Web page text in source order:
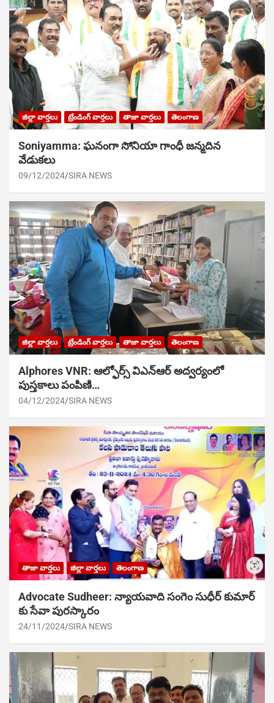
జిల్లా వార్తలు ట్రేండింగ్ వార్తలు తాజా వార్తలు తెలంగాణ
Soniyamma: ఘ‌నంగా సోనియా గాంధీ జ‌న్మ‌దిన
వేడుక‌లు
09/12/2024 SIRA NEWS
జిల్లా వార్తలు ట్రేండింగ్ వార్తలు తాజా వార్తలు తెలంగాణ
Alphores VNR: ఆల్ఫోర్స్ విఎన్ఆర్ అద్వర్యంలో
పుస్తకాలు పంపిణి…
04/12/2024 SIRA NEWS
తాజా వార్తలు జిల్లా వార్తలు తెలంగాణ
Advocate Sudheer: న్యాయవాది సంగెం సుధీర్ కుమార్
కు సేవా పురస్కారం
24/11/2024 SIRA NEWS